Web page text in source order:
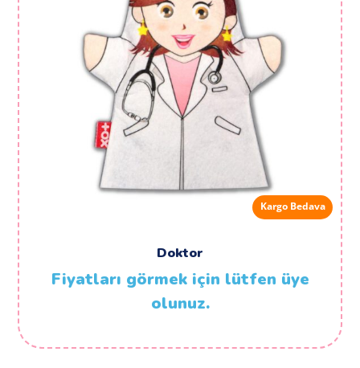
Kargo Bedava
Doktor
Fiyatları görmek için lütfen üye
olunuz.